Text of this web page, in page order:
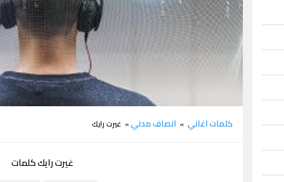
كلمات اغاني » انصاف مدني» غيرت رايك
غيرت رايك كلمات